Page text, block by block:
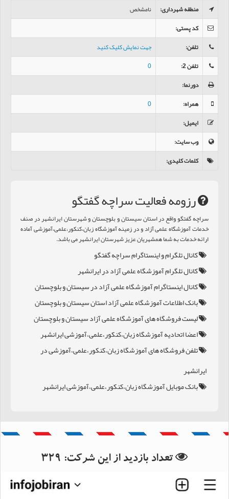
منطقه شهرداری:
نامشخص
کد پستی:
تلفن:
جهت نمایش کلیک کنید
تلفن 2 :
0
دورنما:
همراه:
0
ایمیل:
وب سایت:
کلمات کلیدی:
رزومه فعالیت سراچه گفتگو
سراچه گفتگو واقع در استان سیستان و بلوچستان و شهرستان ایرانشهر در صنف
خدمات آموزشگاه علمی آزاد و در زمینه آموزشگاه زبان،کنکور،علمی،آموزشی آماده
ارائه خدمات به شما همشهریان عزیز شهرستان ایرانشهر می باشد.
کانال تلگرام و اینستاگرام سراچه گفتگو
کانال تلگرام آموزشگاه علمی آزاد در ایرانشهر
کانال اینستاگرام آموزشگاه علمی آزاد در سیستان و بلوچستان
بانک اطلاعات آموزشگاه علمی آزاد استان سیستان و بلوچستان
لیست فروشگاه های آموزشگاه علمی آزاد سیستان و بلوچستان
اعضا اتحادیه آموزشگاه زبان،کنکور،علمی،آموزشی ایرانشهر
تلفن فروشگاه های آموزشگاه زبان،کنکور،علمی،آموزشی در
ایرانشهر
بانک موبایل آموزشگاه زبان،کنکور،علمی،آموزشی ایرانشهر
بانک اطلاعات استان سیستان و
بلوچستان
بانک اطلاعات شهرستان ایرانشهر
تعداد بازدید از این شرکت: 329